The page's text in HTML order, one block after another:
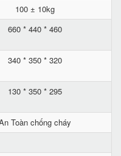
100 ± 10kg
660 * 440 * 460
340 * 350 * 320
130 * 350 * 295
Toàn chống cháy